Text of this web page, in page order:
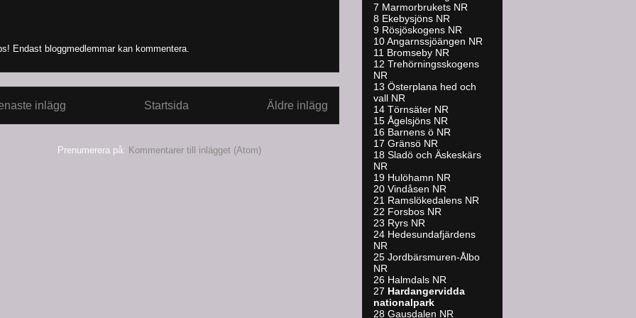
Endast bloggmedlemmar kan kommentera.
inlägg Äldre inlägg
Startsida
Prenumerera på: Kommentarer till inlägget (Atom)
7 Marmorbrukets NR
8 Ekebysjöns NR
9 Rösjöskogens NR
10 Angarnssjöängen NR
11 Bromseby NR
12 Trehörningsskogens
NR
13 Österplana hed och
vall NR
14 Törnsäter NR
15 Ågelsjöns NR
16 Barnens ö NR
17 Gränsö NR
18 Sladö och Äskeskärs
NR
19 Hulöhamn NR
20 Vindåsen NR
21 Ramslökedalens NR
22 Forsbos NR
23 Ryrs NR
24 Hedesundafjärdens
NR
25 Jordbärsmuren-Ålbo
NR
26 Halmdals NR
27 Hardangervidda
nationalpark
28 Gausdalen NR